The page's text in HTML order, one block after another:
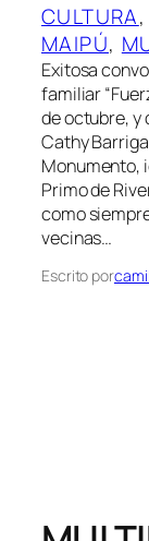
CULTURA,
MAIPÚ,
Exitosa
familiar
de octubre, y
Cathy
Monumento,
Primo de
como
vecinas…
Escrito por